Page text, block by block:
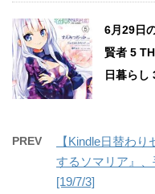
6月29日
賢者 5
日暮らし
PREV
【Kindle日替わ
するソマリア』
[19/7/3]